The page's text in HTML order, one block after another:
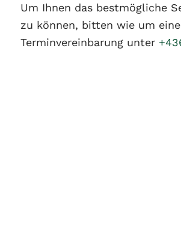
Um Ihnen das bestmögliche
zu können, bitten wie um eine
Terminvereinbarung unter